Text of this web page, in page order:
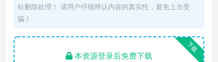
站删除处理！ 请用户仔细辨认内容的真实性，避免上当受
骗！
下载
本资源登录后免费下载